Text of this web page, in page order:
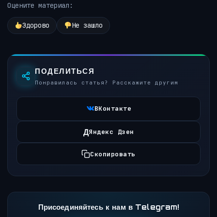
Оцените материал:
Здорово Не зашло
ПОДЕЛИТЬСЯ
Понравилась статья? Расскажите другим
ВКонтакте
ДЯндекс Дзен
Скопировать
Присоединяйтесь к нам в Telegram!